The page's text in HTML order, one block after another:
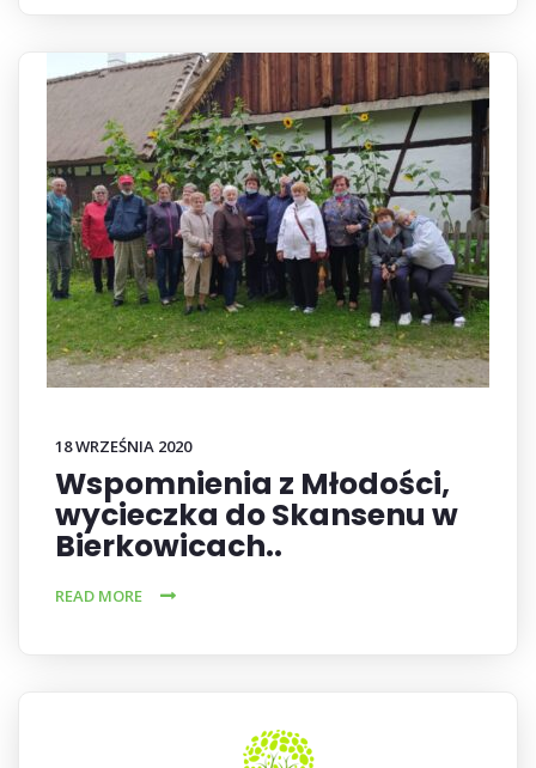
18 WRZEŚNIA 2020
Wspomnienia z Młodości,
wycieczka do Skansenu w
Bierkowicach..
READ MORE